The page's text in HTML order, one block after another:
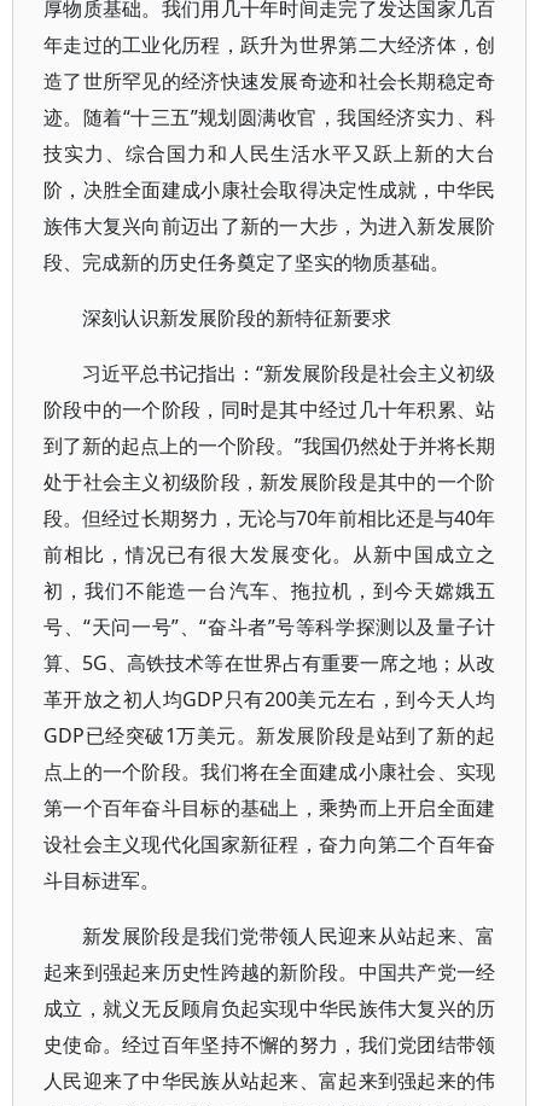
厚物质基础。我们用几十年时间走完了发达国家几百
年走过的工业化历程，跃升为世界第二大经济体，创
造了世所罕见的经济快速发展奇迹和社会长期稳定奇
迹。随着“十三五”规划圆满收官，我国经济实力、科
技实力、综合国力和人民生活水平又跃上新的大台
阶，决胜全面建成小康社会取得决定性成就，中华民
族伟大复兴向前迈出了新的一大步，为进入新发展阶
段、完成新的历史任务奠定了坚实的物质基础。
深刻认识新发展阶段的新特征新要求
习近平总书记指出：“新发展阶段是社会主义初级
阶段中的一个阶段，同时是其中经过几十年积累、站
到了新的起点上的一个阶段。”我国仍然处于并将长期
处于社会主义初级阶段，新发展阶段是其中的一个阶
段。但经过长期努力，无论与70年前相比还是与40年
前相比，情况已有很大发展变化。从新中国成立之
初，我们不能造一台汽车、拖拉机，到今天嫦娥五
号、“天问一号”、“奋斗者”号等科学探测以及量子计
算、5G、高铁技术等在世界占有重要一席之地；从改
革开放之初人均GDP只有200美元左右，到今天人均
GDP已经突破1万美元。新发展阶段是站到了新的起
点上的一个阶段。我们将在全面建成小康社会、实现
第一个百年奋斗目标的基础上，乘势而上开启全面建
设社会主义现代化国家新征程，奋力向第二个百年奋
斗目标进军。
新发展阶段是我们党带领人民迎来从站起来、富
起来到强起来历史性跨越的新阶段。中国共产党一经
成立，就义无反顾肩负起实现中华民族伟大复兴的历
史使命。经过百年坚持不懈的努力，我们党团结带领
人民迎来了中华民族从站起来、富起来到强起来的伟